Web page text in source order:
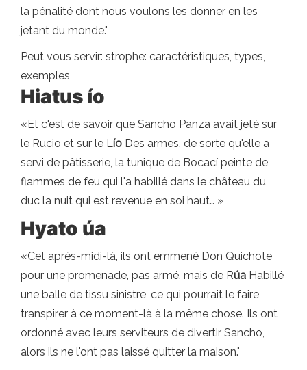
la pénalité dont nous voulons les donner en les
jetant du monde."
Peut vous servir: strophe: caractéristiques, types,
exemples
Hiatus ío
«Et c'est de savoir que Sancho Panza avait jeté sur
le Rucio et sur le Lío Des armes, de sorte qu'elle a
servi de pâtisserie, la tunique de Bocací peinte de
flammes de feu qui l'a habillé dans le château du
duc la nuit qui est revenue en soi haut… »
Hyato úa
«Cet après-midi-là, ils ont emmené Don Quichote
pour une promenade, pas armé, mais de Rúa Habillé
une balle de tissu sinistre, ce qui pourrait le faire
transpirer à ce moment-là à la même chose. Ils ont
ordonné avec leurs serviteurs de divertir Sancho,
alors ils ne l'ont pas laissé quitter la maison."